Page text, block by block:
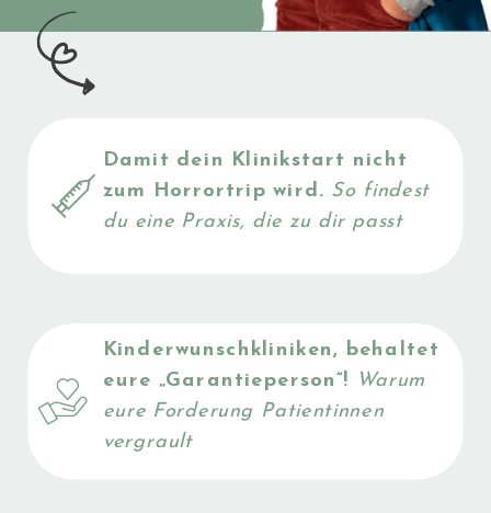
JETZT
LESEN
Damit dein Klinikstart nicht
zum Horrortrip wird. So findest
du eine Praxis, die zu dir passt
Kinderwunschkliniken, behaltet
eure „Garantieperson“!
Warum
eure Forderung Patientinnen
vergrault